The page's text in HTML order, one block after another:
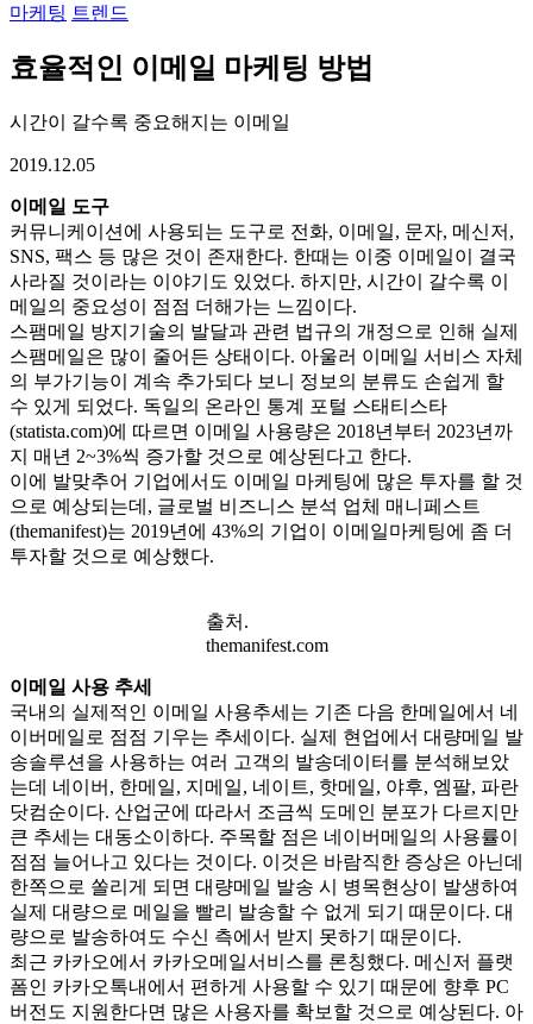
마케팅 트렌드
효율적인 이메일 마케팅 방법
시간이 갈수록 중요해지는 이메일
2019.12.05
이메일 도구
커뮤니케이션에 사용되는 도구로 전화, 이메일, 문자, 메신저,
SNS, 팩스 등 많은 것이 존재한다. 한때는 이중 이메일이 결국
사라질 것이라는 이야기도 있었다. 하지만, 시간이 갈수록 이
메일의 중요성이 점점 더해가는 느낌이다.
스팸메일 방지기술의 발달과 관련 법규의 개정으로 인해 실제
스팸메일은 많이 줄어든 상태이다. 아울러 이메일 서비스 자체
의 부가기능이 계속 추가되다 보니 정보의 분류도 손쉽게 할
수 있게 되었다. 독일의 온라인 통계 포털 스태티스타
(statista.com)에 따르면 이메일 사용량은 2018년부터 2023년까
지 매년 2~3%씩 증가할 것으로 예상된다고 한다.
이에 발맞추어 기업에서도 이메일 마케팅에 많은 투자를 할 것
으로 예상되는데, 글로벌 비즈니스 분석 업체 매니페스트
(themanifest)는 2019년에 43%의 기업이 이메일마케팅에 좀 더
투자할 것으로 예상했다.
출처.
themanifest.com
이메일 사용 추세
국내의 실제적인 이메일 사용추세는 기존 다음 한메일에서 네
이버메일로 점점 기우는 추세이다. 실제 현업에서 대량메일 발
송솔루션을 사용하는 여러 고객의 발송데이터를 분석해보았
는데 네이버, 한메일, 지메일, 네이트, 핫메일, 야후, 엠팔, 파란
닷컴순이다. 산업군에 따라서 조금씩 도메인 분포가 다르지만
큰 추세는 대동소이하다. 주목할 점은 네이버메일의 사용률이
점점 늘어나고 있다는 것이다. 이것은 바람직한 증상은 아닌데
한쪽으로 쏠리게 되면 대량메일 발송 시 병목현상이 발생하여
실제 대량으로 메일을 빨리 발송할 수 없게 되기 때문이다. 대
량으로 발송하여도 수신 측에서 받지 못하기 때문이다.
최근 카카오에서 카카오메일서비스를 론칭했다. 메신저 플랫
폼인 카카오톡내에서 편하게 사용할 수 있기 때문에 향후 PC
버전도 지원한다면 많은 사용자를 확보할 것으로 예상된다. 아